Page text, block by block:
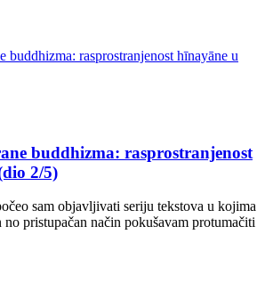
buddhizma: rasprostranjenost
2/5)
sam objavljivati seriju tekstova u kojima
no pristupačan način pokušavam protumačiti